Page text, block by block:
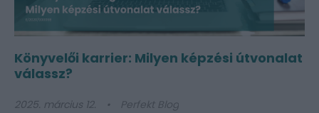
Könyvelői karrier: Milyen képzési útvonalat
válassz?
2025. március 12.
Perfekt Blog